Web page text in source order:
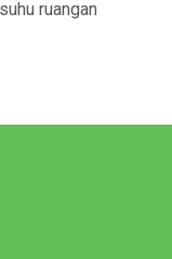
ruangan